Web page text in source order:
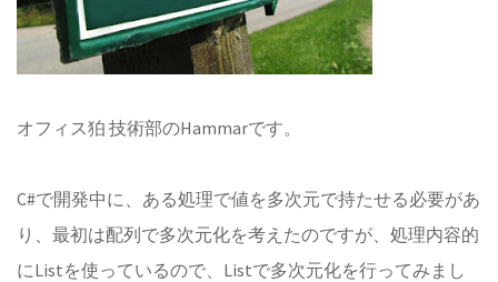
オフィス狛 技術部のHammarです。
C#で開発中に、ある処理で値を多次元で持たせる必要があ
り、最初は配列で多次元化を考えたのですが、処理内容的
にListを使っているので、Listで多次元化を行ってみまし